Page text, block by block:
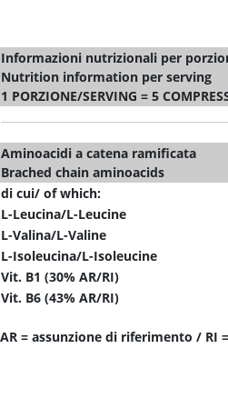
Informazioni nutrizionali per
Nutrition information per serving
1 PORZIONE/SERVING = 5
Aminoacidi a catena ramificata
Brached chain aminoacids
di cui/ of which:
L-Leucina/L-Leucine
L-Valina/L-Valine
L-Isoleucina/L-Isoleucine
Vit. B1 (30% AR/RI)
Vit. B6 (43% AR/RI)
AR = assunzione di riferimento / RI